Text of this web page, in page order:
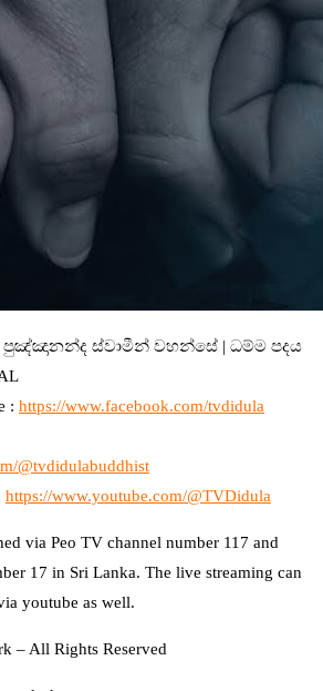
පුඤ්ඤානන්ද ස්වාමීන් වහන්සේ | ධම්ම පදය
: https://www.facebook.com/tvdidula
@tvdidulabuddhist
https://www.youtube.com/@TVDidula
via Peo TV channel number 117 and
17 in Sri Lanka. The live streaming can
youtube as well.
– All Rights Reserved